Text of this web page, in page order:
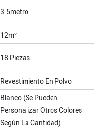
3.5metro
12m²
18 Piezas.
Revestimiento En Polvo
Blanco (se Pueden
Personalizar Otros Colores
Según La Cantidad)